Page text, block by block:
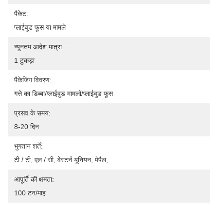
पैकेट:
प्लाईवुड फूस या मामले
न्यूनतम आदेश मात्रा:
1 टुकड़ा
पैकेजिंग विवरण:
गत्ते का डिब्बा/प्लाईवुड मामलों/प्लाईवुड फूस
प्रसव के समय:
8-20 दिन
भुगतान शर्तें:
टी / टी, एल / सी, वेस्टर्न यूनियन, पेपैल;
आपूर्ति की क्षमता:
100 टन/माह